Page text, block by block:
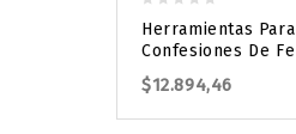
out
of
5
Herramientas Para
Confesiones De Fe
$12.894,46